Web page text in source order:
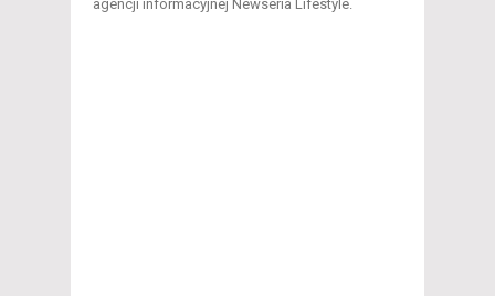
agencji informacyjnej Newseria Lifestyle.